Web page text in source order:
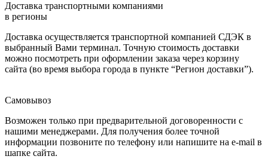
Доставка транспортными компаниями
в регионы
Доставка осуществляется транспортной компанией СДЭК в
выбранный Вами терминал. Точную стоимость доставки
можно посмотреть при оформлении заказа через корзину
сайта (во время выбора города в пункте “Регион доставки”).
Самовывоз
Возможен только при предварительной договоренности с
нашими менеджерами. Для получения более точной
информации позвоните по телефону или напишите на e-mail в
шапке сайта.